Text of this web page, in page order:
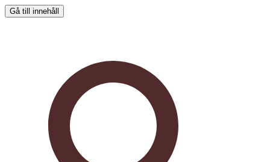
Gå till innehåll